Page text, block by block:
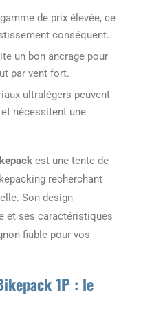
de prix élevée, ce
conséquent.
un bon ancrage pour
par vent fort.
ultralégers peuvent
nécessitent une
est une tente de
recherchant
Son design
et ses caractéristiques
fiable pour vos
1P : le